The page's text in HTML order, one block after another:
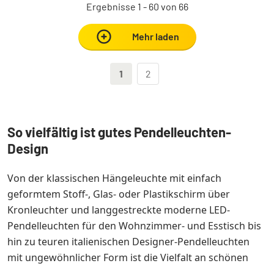
Ergebnisse 1 - 60 von 66
Mehr laden
1 2
So vielfältig ist gutes Pendelleuchten-
Design
Von der klassischen Hängeleuchte mit einfach
geformtem Stoff-, Glas- oder Plastikschirm über
Kronleuchter und langgestreckte moderne LED-
Pendelleuchten für den Wohnzimmer- und Esstisch bis
hin zu teuren italienischen Designer-Pendelleuchten
mit ungewöhnlicher Form ist die Vielfalt an schönen